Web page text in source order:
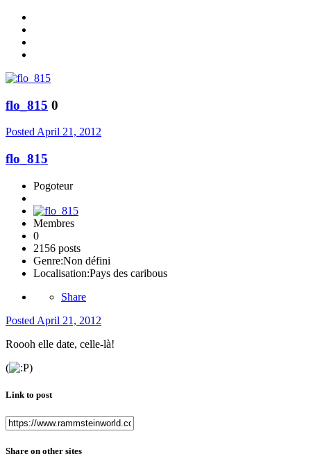
flo_815 0
PostedApril 21, 2012
flo_815
Pogoteur
Membres
0
2156 posts
Genre:Non défini
Localisation:Pays des caribous
Share
Posted April 21, 2012
Roooh elle date, celle-là!
(
)
Link to post
Share on other sites